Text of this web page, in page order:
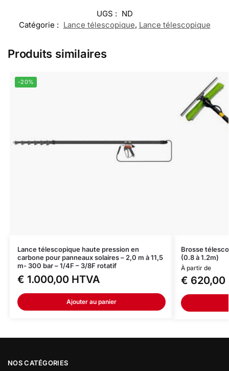
UGS : ND
Catégorie : Lance télescopique, Lance télescopique
Produits similaires
-20%
Lance télescopique haute pression en
carbone pour panneaux solaires – 2,0 m à 11,5
m- 300 bar – 1/4F – 3/8F rotatif
€ 1.000,00 HTVA
Ajouter au panier
Brosse
(0.8 à 1.2m)
À partir de
€ 620,00
NOS CATÉGORIES